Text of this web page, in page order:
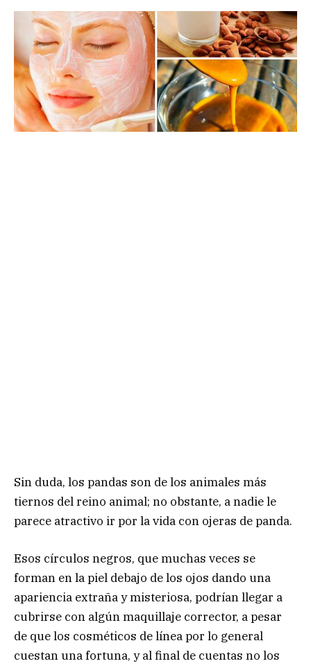
Sin duda, los pandas son de los animales más
tiernos del reino animal; no obstante, a nadie le
parece atractivo ir por la vida con ojeras de panda.
Esos círculos negros, que muchas veces se
forman en la piel debajo de los ojos dando una
apariencia extraña y misteriosa, podrían llegar a
cubrirse con algún maquillaje corrector, a pesar
de que los cosméticos de línea por lo general
cuestan una fortuna, y al final de cuentas no los